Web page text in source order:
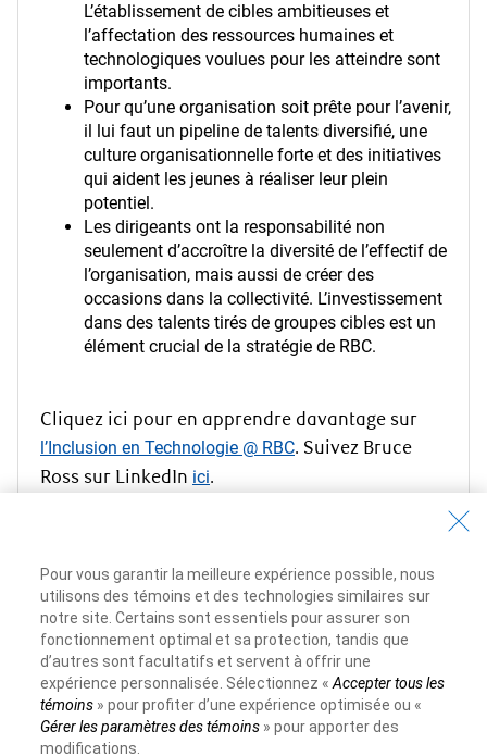
L’établissement de cibles ambitieuses et
l’affectation des ressources humaines et
technologiques voulues pour les atteindre sont
importants.
Pour qu’une organisation soit prête pour l’avenir,
il lui faut un pipeline de talents diversifié, une
culture organisationnelle forte et des initiatives
qui aident les jeunes à réaliser leur plein
potentiel.
Les dirigeants ont la responsabilité non
seulement d’accroître la diversité de l’effectif de
l’organisation, mais aussi de créer des
occasions dans la collectivité. L’investissement
dans des talents tirés de groupes cibles est un
élément crucial de la stratégie de RBC.
Cliquez ici pour en apprendre davantage sur
l’Inclusion en Technologie @ RBC. Suivez Bruce
Ross sur LinkedIn ici.
En savoir plus sur Technologie @ RBC
Pour vous garantir la meilleure expérience possible, nous
utilisons des témoins et des technologies similaires sur
notre site. Certains sont essentiels pour assurer son
fonctionnement optimal et sa protection, tandis que
d’autres sont facultatifs et servent à offrir une
expérience personnalisée. Sélectionnez « Accepter tous les
témoins» pour profiter d’une expérience optimisée ou «
Gérer les paramètres des témoins» pour apporter des
modifications.